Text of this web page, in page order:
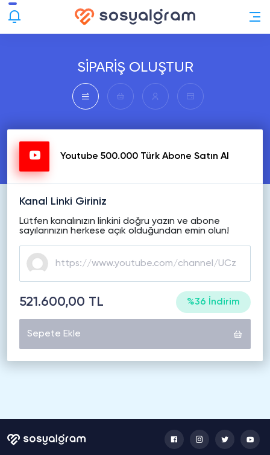
SİPARİŞ OLUŞTUR
Youtube 500.000 Türk Abone Satın Al
Kanal Linki Giriniz
Lütfen kanalınızın linkini doğru yazın ve abone
sayılarınızın herkese açık olduğundan emin olun!
521.600,00 TL %36 İndirim
Sepete Ekle